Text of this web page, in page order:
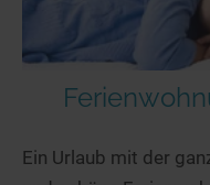
Ein Urlaub mit der